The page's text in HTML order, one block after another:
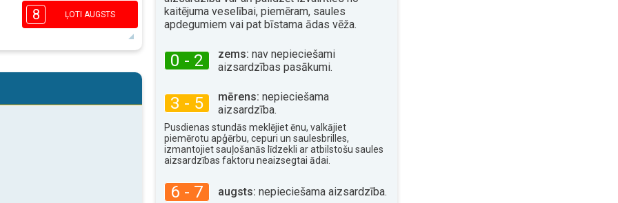
16:00
2
31°maks.
8 ĻOTI AUGSTS
5
kaitējuma veselībai, piemēram, saules
apdegumiem vai pat bīstama ādas vēža.
0 - 2 zems: nav nepieciešami
aizsardzības pasākumi.
3 - 5 mērens: nepieciešama
aizsardzība.
Pusdienas stundās meklējiet ēnu, valkājiet
piemērotu apģērbu, cepuri un saulesbrilles,
izmantojiet sauļošanās līdzekli ar atbilstošu saules
aizsardzības faktoru neaizsegtai ādai.
6 - 7 augsts: nepieciešama aizsardzība.